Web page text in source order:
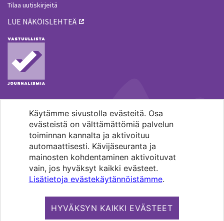
Käytämme sivustolla evästeitä. Osa
evästeistä on välttämättömiä palvelun
toiminnan kannalta ja aktivoituu
automaattisesti. Kävijäseuranta ja
mainosten kohdentaminen aktivoituvat
vain, jos hyväksyt kaikki evästeet.
Lisätietoja evästekäytännöistämme.
HYVÄKSYN KAIKKI EVÄSTEET
Tilaa uutiskirjeitä
LUE NÄKÖISLEHTEÄ
MENOHAKU
Pääkaupunkiseudun evankelis-
luterilaisten seurakuntien media.